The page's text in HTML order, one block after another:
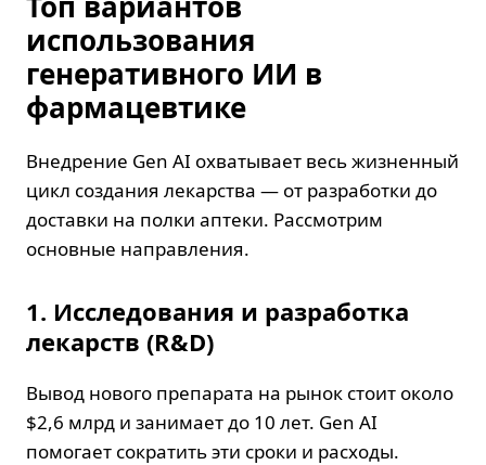
использования
генеративного ИИ в
фармацевтике
Внедрение Gen AI охватывает весь жизненный
цикл создания лекарства — от разработки до
доставки на полки аптеки. Рассмотрим
основные направления.
1. Исследования и разработка
лекарств (R&D)
Вывод нового препарата на рынок стоит около
$2,6 млрд и занимает до 10 лет. Gen AI
помогает сократить эти сроки и расходы.